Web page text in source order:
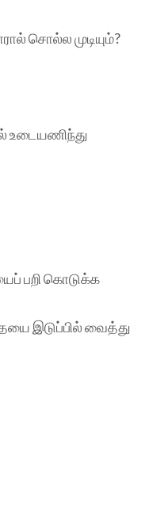
சொல்ல முடியும்?
உடையணிந்து
பறி கொடுக்க
இடுப்பில் வைத்து